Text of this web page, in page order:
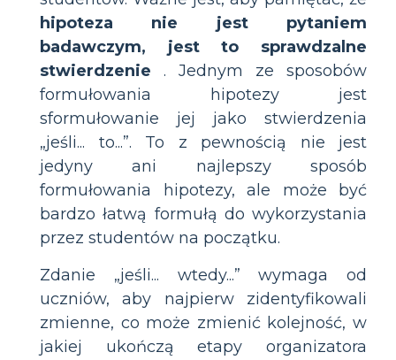
hipoteza nie jest pytaniem
badawczym, jest to sprawdzalne
stwierdzenie . Jednym ze sposobów
formułowania hipotezy jest
sformułowanie jej jako stwierdzenia
„jeśli... to...”. To z pewnością nie jest
jedyny ani najlepszy sposób
formułowania hipotezy, ale może być
bardzo łatwą formułą do wykorzystania
przez studentów na początku.
Zdanie „jeśli... wtedy...” wymaga od
uczniów, aby najpierw zidentyfikowali
zmienne, co może zmienić kolejność, w
jakiej ukończą etapy organizatora